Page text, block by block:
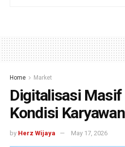
Home Market
Digitalisasi Masif
Kondisi
by Herz Wijaya May 17, 2026